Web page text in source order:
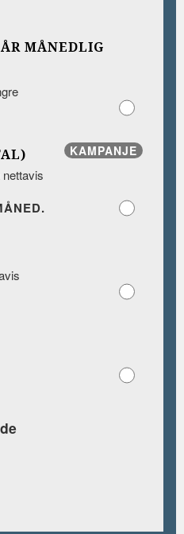
MÅNEDLIG
KAMPANJE
FOR FØRSTE MÅNED.